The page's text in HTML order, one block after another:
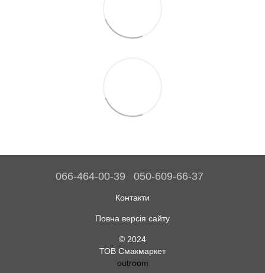
066-464-00-39 050-609-66-37
Контакти
Повна версія сайту
© 2024
ТОВ Смакмаркет
outroom